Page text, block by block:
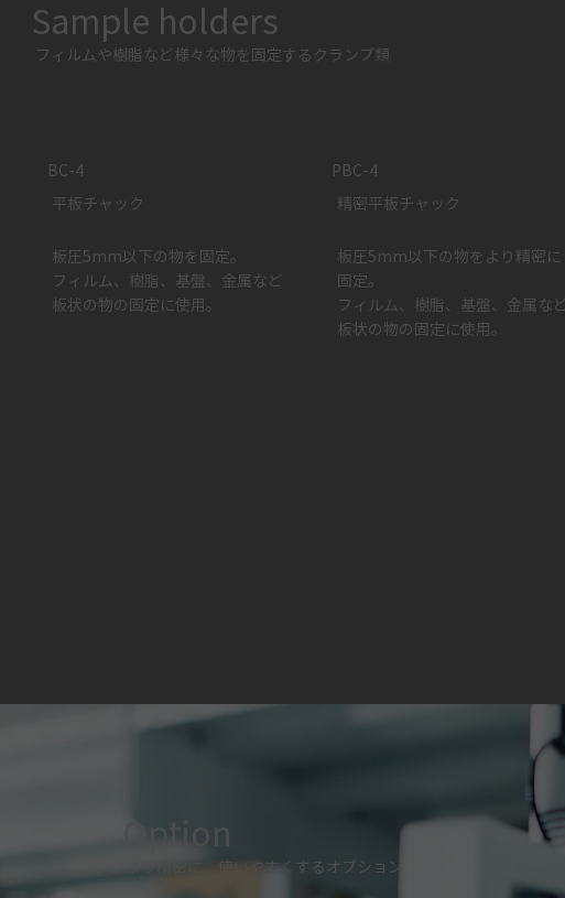
Sample holders
フィルムや樹脂など様々な物を固定するクランプ類​
BC-4
平板チャック
板圧5mm以下の物を固定。
​​フィルム、樹脂、基盤、金属など
板状の物の固定に使用。
PBC-4
精密平板チャック
板圧5mm以下の物をより精密に
固定。
​フィルム、樹脂、基盤、金属など
板状の物の固定に使用。
Option
より精密に、使いやすくするオプション